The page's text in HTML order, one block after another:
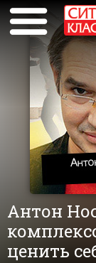
Антон
ценить